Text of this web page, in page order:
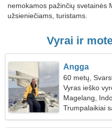
nemokamos pažinčių svetainės
užsieniečiams, turistams.
Vyrai ir
Angga
60 metų,
Vyras ieško
Magelang,
Trumpalaikiai